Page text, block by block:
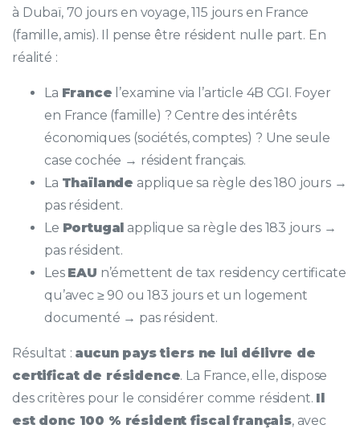
à Dubaï, 70 jours en voyage, 115 jours en France
(famille, amis). Il pense être résident nulle part. En
réalité :
La France l’examine via l’article 4B CGI. Foyer
en France (famille) ? Centre des intérêts
économiques (sociétés, comptes) ? Une seule
case cochée → résident français.
La Thaïlande applique sa règle des 180 jours →
pas résident.
Le Portugal applique sa règle des 183 jours →
pas résident.
Les EAU n’émettent de tax residency certificate
qu’avec ≥ 90 ou 183 jours et un logement
documenté → pas résident.
Résultat : aucun pays tiers ne lui délivre de
certificat de résidence. La France, elle, dispose
des critères pour le considérer comme résident. Il
est donc 100 % résident fiscal français, avec